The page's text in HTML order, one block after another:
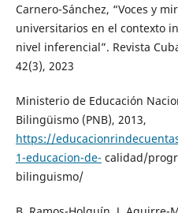
Carnero-Sánchez, “Voces y
universitarios en el contexto
nivel inferencial”. Revista
42(3), 2023
Ministerio de Educación
Bilingüismo (PNB), 2013,
https://
1-educacion-de- calidad/
bilinguismo/